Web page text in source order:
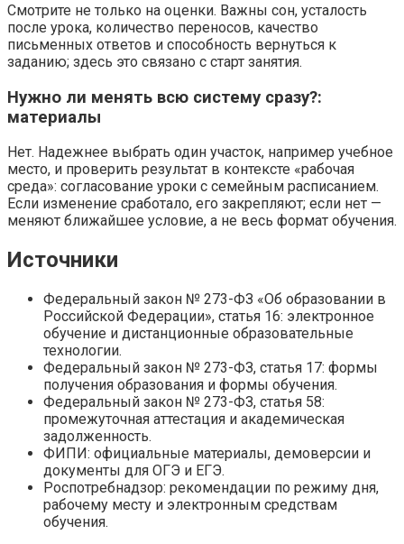
Смотрите не только на оценки. Важны сон, усталость
после урока, количество переносов, качество
письменных ответов и способность вернуться к
заданию; здесь это связано с старт занятия.
Нужно ли менять всю систему сразу?:
материалы
Нет. Надежнее выбрать один участок, например учебное
место, и проверить результат в контексте «рабочая
среда»: согласование уроки с семейным расписанием.
Если изменение сработало, его закрепляют; если нет —
меняют ближайшее условие, а не весь формат обучения.
Источники
Федеральный закон № 273-ФЗ «Об образовании в
Российской Федерации», статья 16: электронное
обучение и дистанционные образовательные
технологии.
Федеральный закон № 273-ФЗ, статья 17: формы
получения образования и формы обучения.
Федеральный закон № 273-ФЗ, статья 58:
промежуточная аттестация и академическая
задолженность.
ФИПИ: официальные материалы, демоверсии и
документы для ОГЭ и ЕГЭ.
Роспотребнадзор: рекомендации по режиму дня,
рабочему месту и электронным средствам
обучения.